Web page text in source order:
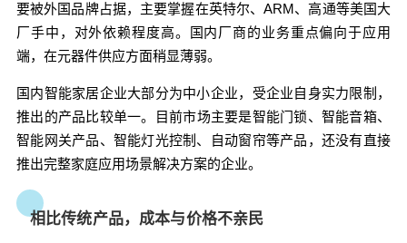
要被外国品牌占据，主要掌握在英特尔、ARM、高通等美国大
厂手中，对外依赖程度高。
国内厂商的业务重点偏向于应用
端，在元器件供应方面稍显薄弱。
国内智能家居企业大部分为中小企业，受企业自身实力限制，
推出的产品比较单一。
目前市场主要是智能门锁、智能音箱、
智能网关产品、智能灯光控制、自动窗帘等产品，还没有直接
推出完整家庭应用场景解决方案的企业。
相比传统产品，成本与价格不亲民
高。以全自动窗帘为例，市场上报价在2000至5000
之间，是传统窗帘的十几倍之高。智能家居的高价
格主要来自两方面，一是研发成本，一是生产成
通讯协议、大数据、人工智能等多种新兴技术，因
此高科技研发成本使得产品成本居高不下。 传统家
电产品多以大批量生产的方式降低成本、提高盈
利，但由于目前智能家居消费市场尚未完全打开，
智能家居产品多是小规模生产，无法在生产数量上
达到突破，因此生产成本相比传统智能家居的成本